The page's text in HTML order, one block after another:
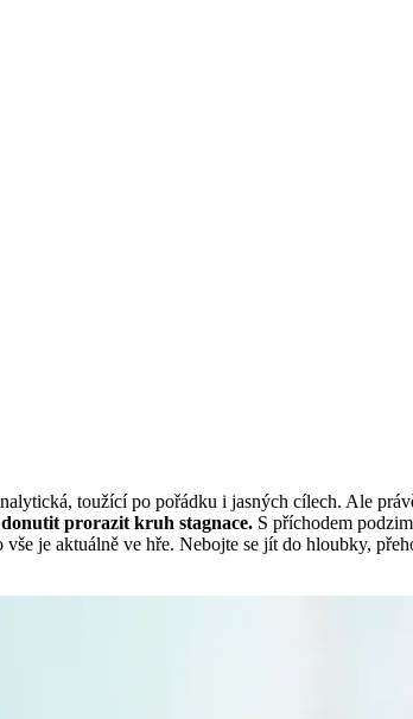
toužící po pořádku i jasných cílech. Ale
prorazit kruh stagnace. S příchodem
je aktuálně ve hře. Nebojte se jít do hloubky,